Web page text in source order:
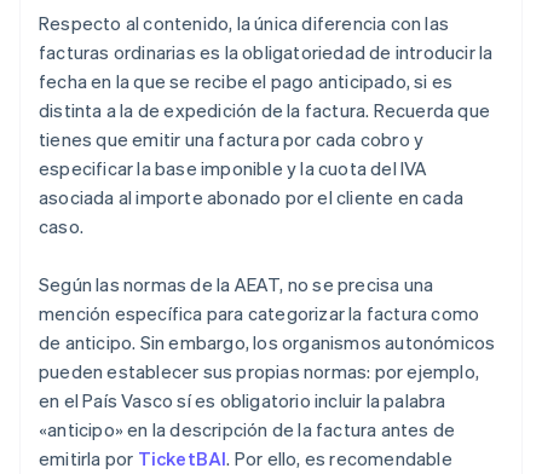
Respecto al contenido, la única diferencia con las
facturas ordinarias es la obligatoriedad de introducir la
fecha en la que se recibe el pago anticipado, si es
distinta a la de expedición de la factura. Recuerda que
tienes que emitir una factura por cada cobro y
especificar la base imponible y la cuota del IVA
asociada al importe abonado por el cliente en cada
caso.
Según las normas de la AEAT, no se precisa una
mención específica para categorizar la factura como
de anticipo. Sin embargo, los organismos autonómicos
pueden establecer sus propias normas: por ejemplo,
en el País Vasco sí es obligatorio incluir la palabra
«anticipo» en la descripción de la factura antes de
emitirla por TicketBAI. Por ello, es recomendable